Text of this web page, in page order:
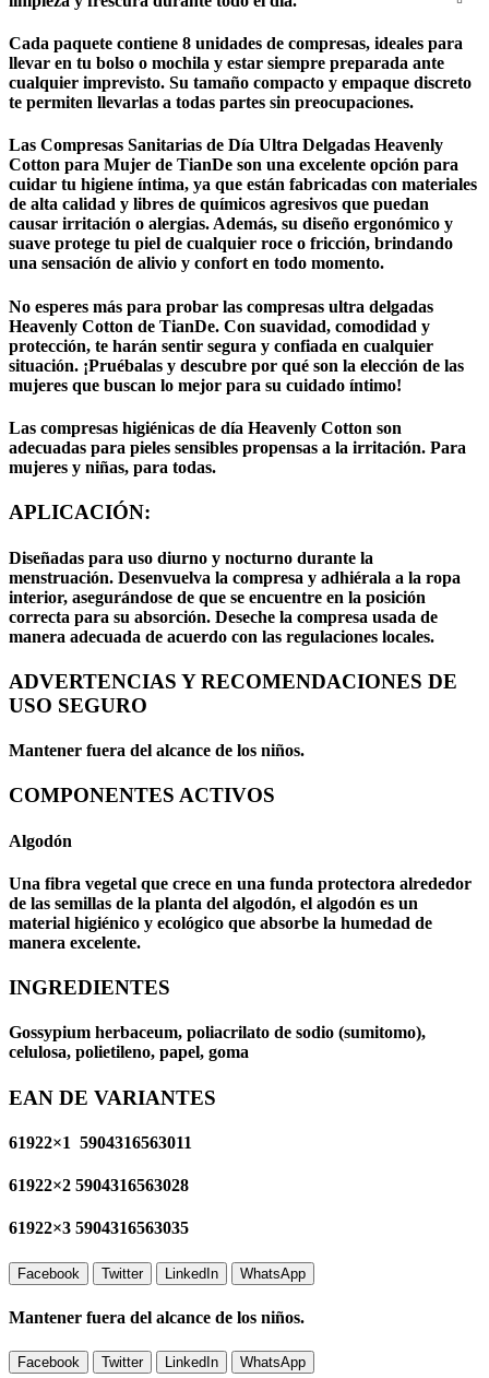
Cada paquete contiene 8 unidades de compresas, ideales para
llevar en tu bolso o mochila y estar siempre preparada ante
cualquier imprevisto. Su tamaño compacto y empaque discreto
te permiten llevarlas a todas partes sin preocupaciones.
Las Compresas Sanitarias de Día Ultra Delgadas Heavenly
Cotton para Mujer de TianDe son una excelente opción para
cuidar tu higiene íntima, ya que están fabricadas con materiales
de alta calidad y libres de químicos agresivos que puedan
causar irritación o alergias. Además, su diseño ergonómico y
suave protege tu piel de cualquier roce o fricción, brindando
una sensación de alivio y confort en todo momento.
No esperes más para probar las compresas ultra delgadas
Heavenly Cotton de TianDe. Con suavidad, comodidad y
protección, te harán sentir segura y confiada en cualquier
situación. ¡Pruébalas y descubre por qué son la elección de las
mujeres que buscan lo mejor para su cuidado íntimo!
Las compresas higiénicas de día Heavenly Cotton son
adecuadas para pieles sensibles propensas a la irritación. Para
mujeres y niñas, para todas.
APLICACIÓN:
Diseñadas para uso diurno y nocturno durante la
menstruación. Desenvuelva la compresa y adhiérala a la ropa
interior, asegurándose de que se encuentre en la posición
correcta para su absorción. Deseche la compresa usada de
manera adecuada de acuerdo con las regulaciones locales.
ADVERTENCIAS Y RECOMENDACIONES DE
USO SEGURO
Mantener fuera del alcance de los niños.
COMPONENTES ACTIVOS
Algodón
Una fibra vegetal que crece en una funda protectora alrededor
de las semillas de la planta del algodón, el algodón es un
material higiénico y ecológico que absorbe la humedad de
manera excelente.
INGREDIENTES
Gossypium herbaceum, poliacrilato de sodio (sumitomo),
celulosa, polietileno, papel, goma
EAN DE VARIANTES
61922×1 5904316563011
61922×2 5904316563028
61922×3 5904316563035
Facebook Twitter LinkedIn WhatsApp
Mantener fuera del alcance de los niños.
Facebook Twitter LinkedIn WhatsApp